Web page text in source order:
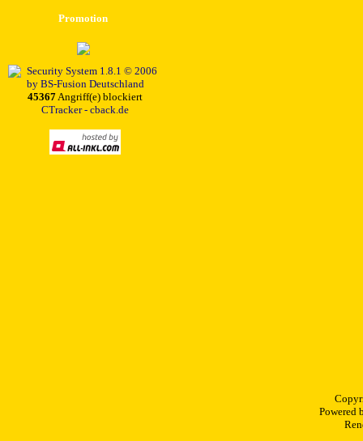
Promotion
45367Angriff(e) blockiert
CTracker - cback.de
Powered